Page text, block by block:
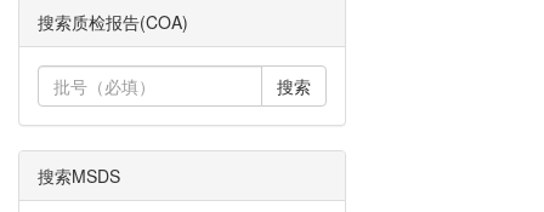
搜索质检报告(COA)
搜索
搜索MSDS